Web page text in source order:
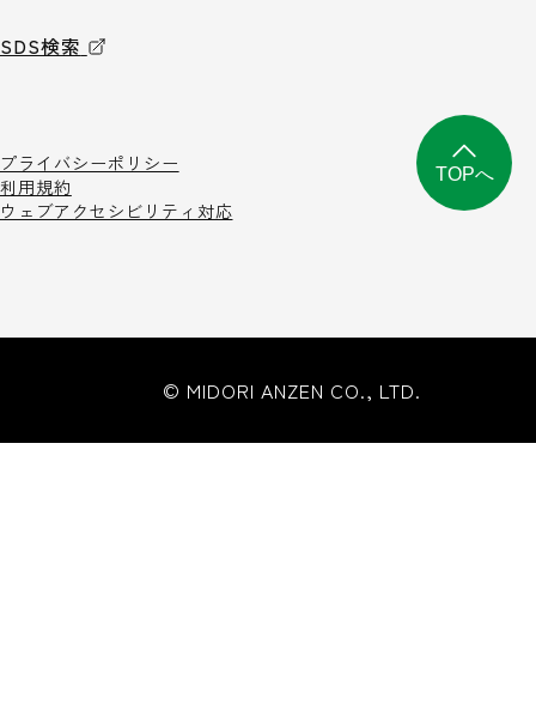
SDS検索
プライバシーポリシー
利用規約
ウェブアクセシビリティ対応
© MIDORI ANZEN CO., LTD.
TOPへ